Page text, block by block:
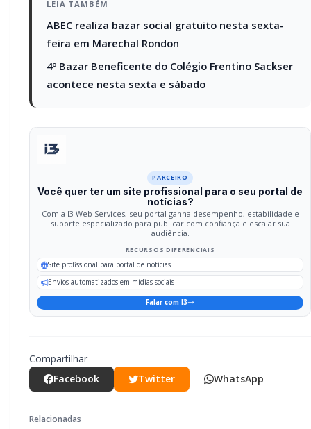
LEIA TAMBÉM
ABEC realiza bazar social gratuito nesta sexta-
feira em Marechal Rondon
4º Bazar Beneficente do Colégio Frentino Sackser
acontece nesta sexta e sábado
PARCEIRO
Você quer ter um site profissional para o seu portal de
notícias?
Com a I3 Web Services, seu portal ganha desempenho, estabilidade e
suporte especializado para publicar com confiança e escalar sua
audiência.
RECURSOS DIFERENCIAIS
Site profissional para portal de notícias
Envios automatizados em mídias sociais
Falar com I3
Compartilhar
Facebook
Twitter WhatsApp
Relacionadas